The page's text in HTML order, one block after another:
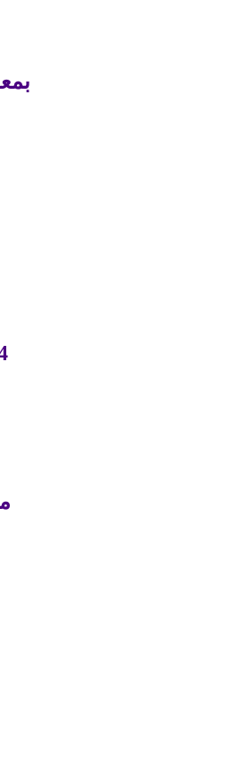
بمعدل 35 موضوع يومي
4- اضافة صور بكل